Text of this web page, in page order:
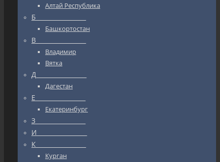
Алтай Республика
Б_________________
Башкортостан
В_________________
Владимир
Вятка
Д_________________
Дагестан
Е_________________
Екатеринбург
З_________________
И_________________
К_________________
Курган